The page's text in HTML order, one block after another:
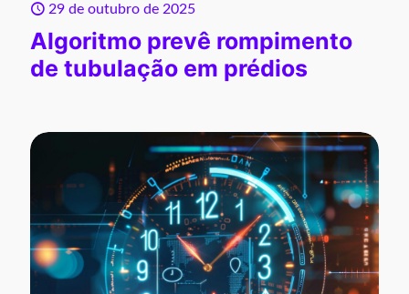
29 de outubro de 2025
Algoritmo prevê rompimento
de tubulação em prédios